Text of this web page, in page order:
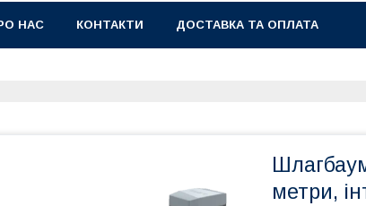
НАС КОНТАКТИ ДОСТАВКА ТА ОПЛАТА
метри,